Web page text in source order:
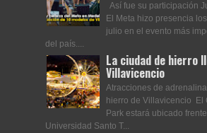
Así fue su participación
El Meta hizo presencia
julio en el evento más
del país....
La ciudad de hierro
Villavicencio
Atracciones de
hierro de Villavicencio El
Park estará ubicado
Universidad Santo T...